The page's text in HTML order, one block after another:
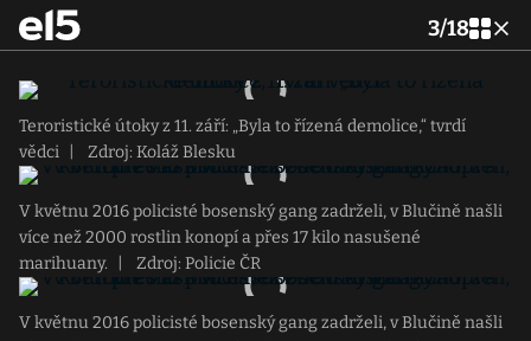
3/18
Teroristické útoky z 11. září: „Byla to řízená demolice,“ tvrdí
vědci
Zdroj: Koláž Blesku
V květnu 2016 policisté bosenský gang zadrželi, v Blučině našli
více než 2000 rostlin konopí a přes 17 kilo nasušené
marihuany.
Zdroj: Policie ČR
V květnu 2016 policisté bosenský gang zadrželi, v Blučině našli